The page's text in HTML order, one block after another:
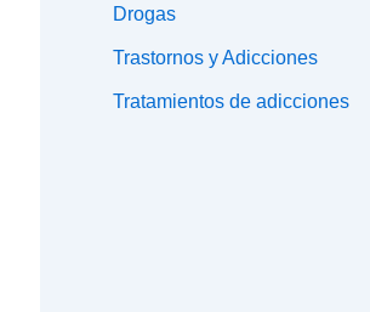
Drogas
Trastornos y Adicciones
Tratamientos de adicciones